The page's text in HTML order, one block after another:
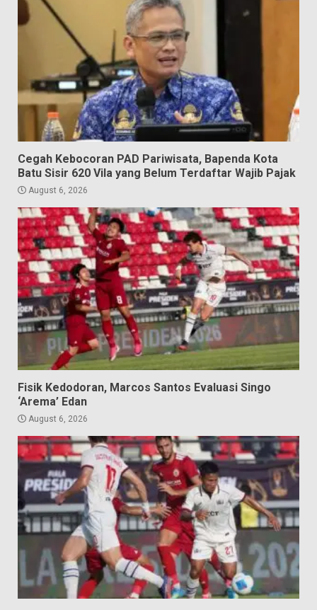
Cegah Kebocoran PAD Pariwisata, Bapenda Kota
Batu Sisir 620 Vila yang Belum Terdaftar Wajib Pajak
August 6, 2026
Fisik Kedodoran, Marcos Santos Evaluasi Singo
‘Arema’ Edan
August 6, 2026